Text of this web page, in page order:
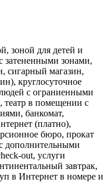
зоной для детей и
затененными зонами,
сигарный магазин,
круглосуточное
с ограниенными
театр в помещении с
банкомат,
(платно),
бюро, прокат
дополнительными
out, услуги
завтрак,
в Интернет в номере и